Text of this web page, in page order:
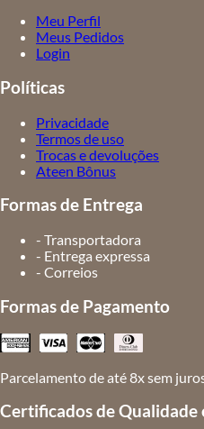
Meu Perfil
Meus Pedidos
Login
Políticas
Privacidade
Termos de uso
Trocas e devoluções
Ateen Bônus
Formas de Entrega
- Transportadora
- Entrega expressa
- Correios
Formas de Pagamento
Parcelamento de até 8x sem
Certificados de Qualidade